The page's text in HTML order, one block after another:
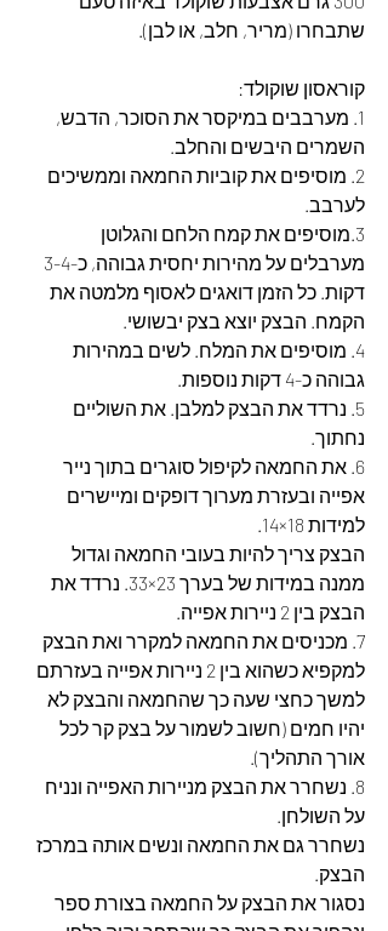
שתבחרו (מריר, חלב, או לבן).
קוראסון שוקולד:
1. מערבבים במיקסר את הסוכר, הדבש,
השמרים היבשים והחלב.
2. מוסיפים את קוביות החמאה וממשיכים
לערבב.
3.מוסיפים את קמח הלחם והגלוטן
דקות. כל הזמן דואגים לאסוף מלמטה את
הקמח. הבצק יוצא בצק יבשושי.
4. מוסיפים את המלח. לשים במהירות
גבוהה כ-4 דקות נוספות.
5. נרדד את הבצק למלבן. את השוליים
נחתוך.
6. את החמאה לקיפול סוגרים בתוך נייר
אפייה ובעזרת מערוך דופקים ומיישרים
למידות 18×14.
הבצק צריך להיות בעובי החמאה וגדול
ממנה במידות של בערך 23×33. נרדד את
הבצק בין 2 ניירות אפייה.
7. מכניסים את החמאה למקרר ואת הבצק
למקפיא כשהוא בין 2 ניירות אפייה בעזרתם
למשך כחצי שעה כך שהחמאה והבצק לא
יהיו חמים (חשוב לשמור על בצק קר לכל
אורך התהליך).
8. נשחרר את הבצק מניירות האפייה ונניח
על השולחן.
נשחרר גם את החמאה ונשים אותה במרכז
הבצק.
נסגור את הבצק על החמאה בצורת ספר